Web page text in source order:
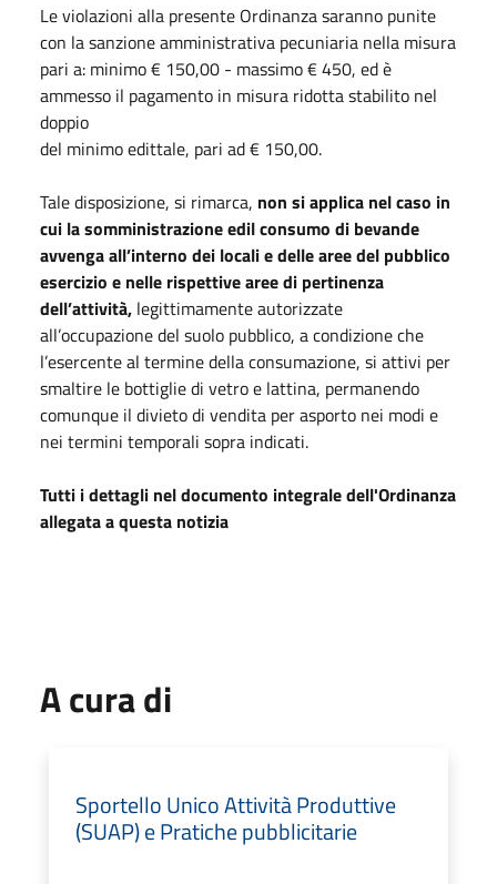
Le violazioni alla presente Ordinanza saranno punite
con la sanzione amministrativa pecuniaria nella misura
pari a: minimo € 150,00 - massimo € 450, ed è
ammesso il pagamento in misura ridotta stabilito nel
doppio
del minimo edittale, pari ad € 150,00.
Tale disposizione, si rimarca, non si applica nel caso in
cui la somministrazione edil consumo di bevande
avvenga all’interno dei locali e delle aree del pubblico
esercizio e nelle rispettive aree di pertinenza
dell’attività, legittimamente autorizzate
all’occupazione del suolo pubblico, a condizione che
l’esercente al termine della consumazione, si attivi per
smaltire le bottiglie di vetro e lattina, permanendo
comunque il divieto di vendita per asporto nei modi e
nei termini temporali sopra indicati.
Tutti i dettagli nel documento integrale dell'Ordinanza
allegata a questa notizia
A cura di
Sportello Unico Attività Produttive
(SUAP) e Pratiche pubblicitarie